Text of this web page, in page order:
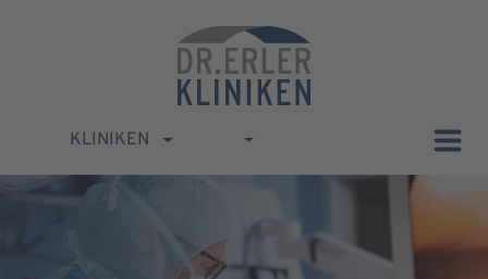
KLINIKEN